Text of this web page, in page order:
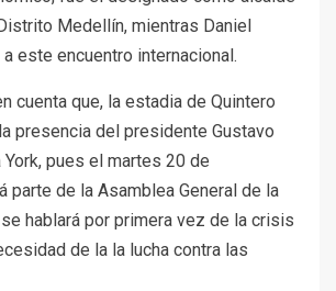
Medellín, mientras Daniel
este encuentro internacional.
cuenta que, la estadia de Quintero
presencia del presidente Gustavo
pues el martes 20 de
parte de la Asamblea General de la
hablará por primera vez de la crisis
de la la lucha contra las